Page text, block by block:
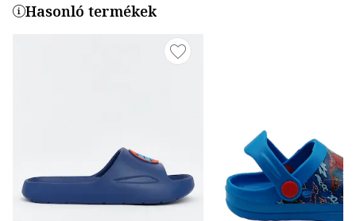
Hasonló termékek